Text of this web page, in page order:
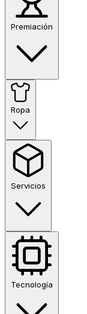
Premiación
Ropa
Servicios
Tecnología